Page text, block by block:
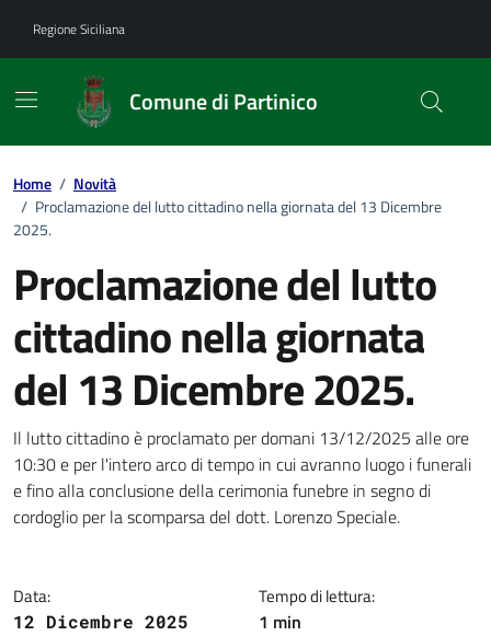
Regione Siciliana
Comune di Partinico
Home / Novità
/ Proclamazione del lutto cittadino nella giornata del 13 Dicembre
2025.
Proclamazione del lutto
cittadino nella giornata
del 13 Dicembre 2025.
Dettagli della notizia
Il lutto cittadino è proclamato per domani 13/12/2025 alle ore
10:30 e per l'intero arco di tempo in cui avranno luogo i funerali
e fino alla conclusione della cerimonia funebre in segno di
cordoglio per la scomparsa del dott. Lorenzo Speciale.
Data:
12 Dicembre 2025
Tempo di lettura:
1 min